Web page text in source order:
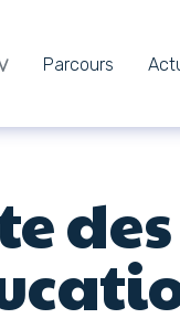
Parcours